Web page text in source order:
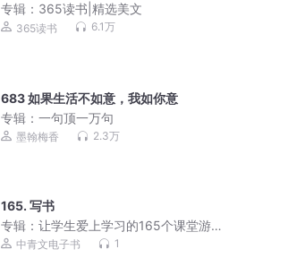
专辑： 365读书|精选美文
365读书 6.1万
683 如果生活不如意，我如你意
专辑：一句顶一万句
墨翰梅香 2.3万
165. 写书
专辑：让学生爱上学习的165个课堂游
戏|精品|【美】卢安·约翰逊|经管励志
中青文电子书 1